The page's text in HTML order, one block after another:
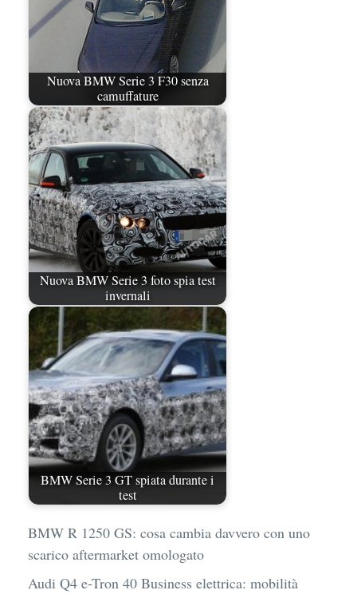
Nuova BMW Serie 3 F30 senza
camuffature
Nuova BMW Serie 3 foto spia test
invernali
BMW Serie 3 GT spiata durante i
test
BMW R 1250 GS: cosa cambia davvero con uno
scarico aftermarket omologato
Audi Q4 e-Tron 40 Business elettrica: mobilità